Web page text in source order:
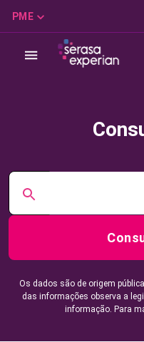
PME
Os dados são de origem
das informações observa a
informação. Para